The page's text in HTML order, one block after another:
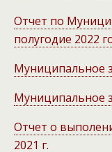
Отчет по
полугодие 2022
Муниципальное
Муниципальное
Отчет о
2021 г.